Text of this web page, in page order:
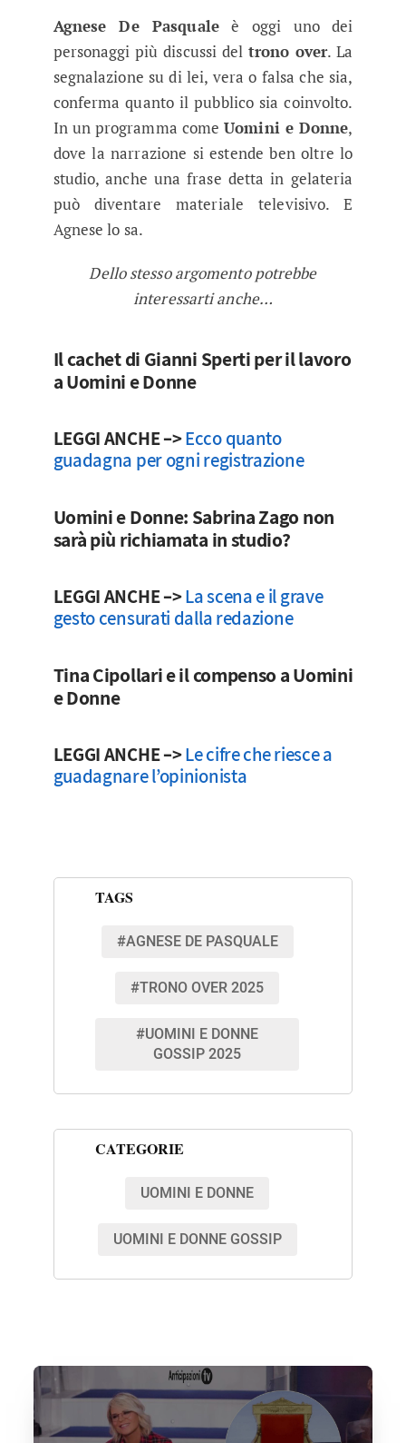
Agnese De Pasqualeè oggi uno dei
personaggi più discussi del trono over. La
segnalazione su di lei, vera o falsa che sia,
conferma quanto il pubblico sia coinvolto.
In un programma comeUomini e Donne,
dove la narrazione si estende ben oltre lo
studio, anche una frase detta in gelateria
può diventare materiale televisivo. E
Agnese lo sa.
Dello stesso argomento potrebbe
interessarti anche…
Il cachet di Gianni Sperti per il lavoro
a Uomini e Donne
LEGGI ANCHE –>Ecco quanto
guadagna per ogni registrazione
Uomini e Donne: Sabrina Zago non
sarà più richiamata in studio?
LEGGI ANCHE –>La scena e il grave
gesto censurati dalla redazione
Tina Cipollari e il compenso a Uomini
e Donne
LEGGI ANCHE –>Le cifre che riesce a
guadagnare l’opinionista
TAGS
#AGNESE DE PASQUALE
#TRONO OVER 2025
#UOMINI E DONNE
GOSSIP 2025
CATEGORIE
UOMINI E DONNE
UOMINI E DONNE GOSSIP